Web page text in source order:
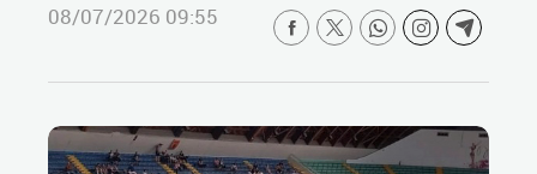
08/07/2026 09:55